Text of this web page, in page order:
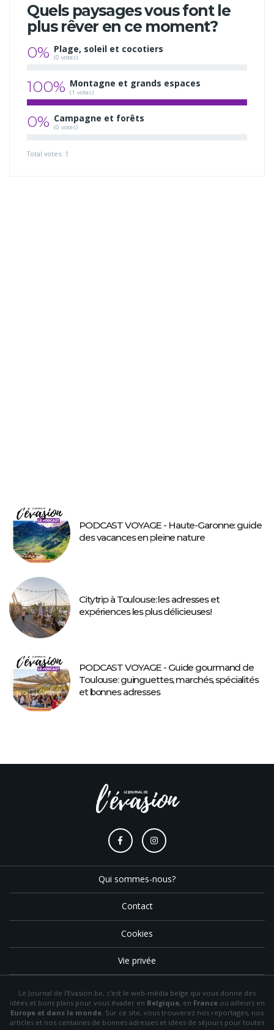
Quels paysages vous font le
plus rêver en ce moment?
0% Plage, soleil et cocotiers
(0 votes)
100% Montagne et grands espaces
(1 votes)
0% Campagne et forêts
(0 votes)
Total votes: 1
PODCAST VOYAGE - Haute-Garonne: guide
des vacances en pleine nature
Citytrip à Toulouse: les adresses et
expériences les plus délicieuses!
PODCAST VOYAGE - Guide gourmand de
Toulouse: guinguettes, marchés, spécialités
et bonnes adresses
Qui sommes-nous?
Contact
Cookies
Vie privée
Le Journal de l'Evasion.be, c'est le web-média belge qui vous donne des
idées et bons plans pour vous évader en Belgique, en Franceou ailleurs en
Europe et dans le monde. Sur ce site, vous trouverez nos reportages, nos
articles et nos centaines de bonnes adresses et idées de séjours pour toutes